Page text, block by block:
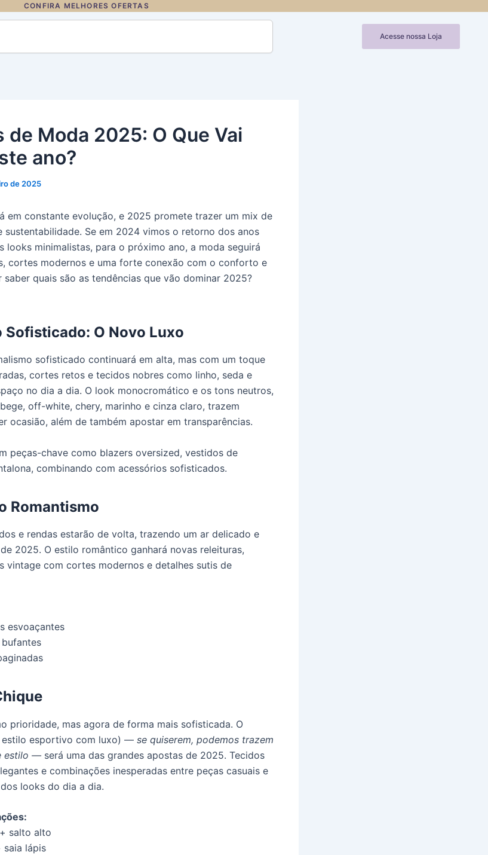
CONFIRA MELHORES OFERTAS
Acesse nossa Loja
de Moda 2025: O Que Vai
ano?
de 2025
em constante evolução, e 2025 promete trazer um mix de
sustentabilidade. Se em 2024 vimos o retorno dos anos
looks minimalistas, para o próximo ano, a moda seguirá
cortes modernos e uma forte conexão com o conforto e
saber quais são as tendências que vão dominar 2025?
Sofisticado: O Novo Luxo
sofisticado continuará em alta, mas com um toque
cortes retos e tecidos nobres como linho, seda e
no dia a dia. O look monocromático e os tons neutros,
bege, off-white, chery, marinho e cinza claro, trazem
ocasião, além de também apostar em transparências.
peças-chave como blazers oversized, vestidos de
combinando com acessórios sofisticados.
Romantismo
e rendas estarão de volta, trazendo um ar delicado e
2025. O estilo romântico ganhará novas releituras,
vintage com cortes modernos e detalhes sutis de
esvoaçantes
prioridade, mas agora de forma mais sofisticada. O
estilo esportivo com luxo) — se quiserem, podemos trazem
estilo — será uma das grandes apostas de 2025. Tecidos
e combinações inesperadas entre peças casuais e
looks do dia a dia.
salto alto
lápis